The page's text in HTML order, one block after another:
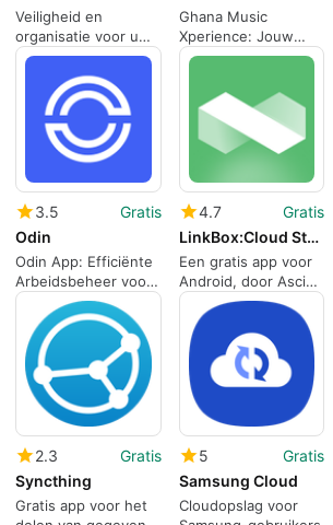
Veiligheid en
organisatie voor uw
foto's
Ghana Music
Xperience: Jouw
Muziekplatform
3.5
Gratis
Odin
Odin App: Efficiënte
Arbeidsbeheer voor
Bouwplaatsen
4.7
Gratis
LinkBox:Cloud Storage
Een gratis app voor
Android, door Ascico
Studio.
2.3
Gratis
Syncthing
Gratis app voor het
5
Gratis
Samsung Cloud
Cloudopslag voor